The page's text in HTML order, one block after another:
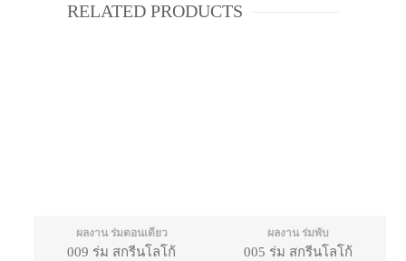
RELATED PRODUCTS
ผลงาน ร่มตอนเดียว
009 ร่ม สกรีนโลโก้
ผลงาน ร่มพับ
005 ร่ม สกรีนโลโก้